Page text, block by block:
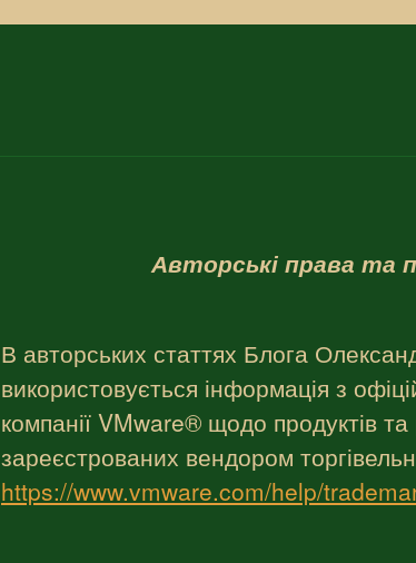
Авторські права та
В авторських статтях Блога
використовується інформація з
компанії VMware® щодо продуктів
зареєстрованих вендором
https://www.vmware.com/help/